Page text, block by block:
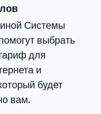
Системы
выбрать
для
и
будет
вам.